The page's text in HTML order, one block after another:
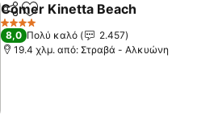
Κοινοποίηση
Προσθήκη στα αγαπημένα
Comer Kinetta Beach
4 Αστέρια
8,0 Πολύ καλό
2.457
19.4 χλμ. από: Στραβά - Αλκυώνη